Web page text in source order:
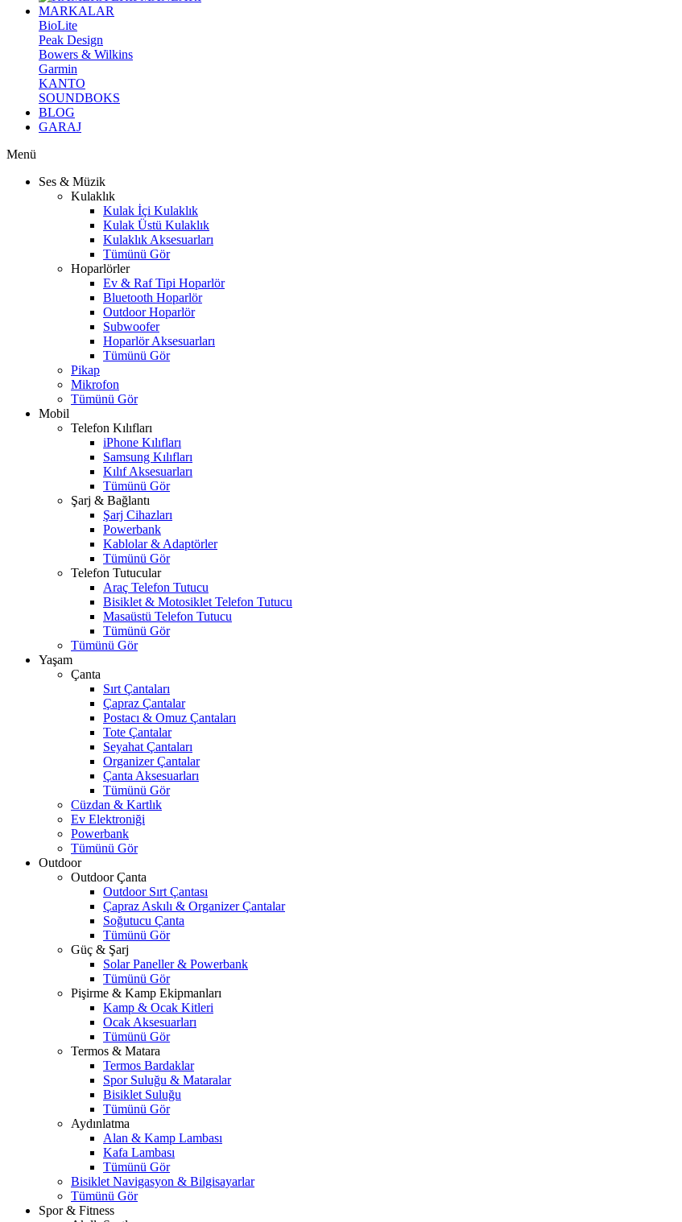
MARKALAR
BioLite
Peak Design
Bowers & Wilkins
Garmin
KANTO
SOUNDBOKS
BLOG
GARAJ
Menü
Ses & Müzik
Kulaklık
Kulak İçi Kulaklık
Kulak Üstü Kulaklık
Kulaklık Aksesuarları
Tümünü Gör
Hoparlörler
Ev & Raf Tipi Hoparlör
Bluetooth Hoparlör
Outdoor Hoparlör
Subwoofer
Hoparlör Aksesuarları
Tümünü Gör
Pikap
Mikrofon
Tümünü Gör
Mobil
Telefon Kılıfları
iPhone Kılıfları
Samsung Kılıfları
Kılıf Aksesuarları
Tümünü Gör
Şarj & Bağlantı
Şarj Cihazları
Powerbank
Kablolar & Adaptörler
Tümünü Gör
Telefon Tutucular
Araç Telefon Tutucu
Bisiklet & Motosiklet Telefon Tutucu
Masaüstü Telefon Tutucu
Tümünü Gör
Tümünü Gör
Yaşam
Çanta
Sırt Çantaları
Çapraz Çantalar
Postacı & Omuz Çantaları
Tote Çantalar
Seyahat Çantaları
Organizer Çantalar
Çanta Aksesuarları
Tümünü Gör
Cüzdan & Kartlık
Ev Elektroniği
Powerbank
Tümünü Gör
Outdoor
Outdoor Çanta
Outdoor Sırt Çantası
Çapraz Askılı & Organizer Çantalar
Soğutucu Çanta
Tümünü Gör
Güç & Şarj
Solar Paneller & Powerbank
Tümünü Gör
Pişirme & Kamp Ekipmanları
Kamp & Ocak Kitleri
Ocak Aksesuarları
Tümünü Gör
Termos & Matara
Termos Bardaklar
Spor Suluğu & Mataralar
Bisiklet Suluğu
Tümünü Gör
Aydınlatma
Alan & Kamp Lambası
Kafa Lambası
Tümünü Gör
Bisiklet Navigasyon & Bilgisayarlar
Tümünü Gör
Spor & Fitness